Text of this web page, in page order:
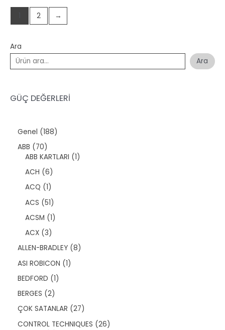
Ara
Ara
GÜÇ DEĞERLERİ
Genel 1881
ü
ABB 707
0
ü
r
ü
n
ABB KARTLARI 11
ACH 66
ü
r
ü
n
ACQ 11
ü
r
ü
n
ACS 515
ü
r
n
ACSM 11
ü
ACX 33
r
ü
n
ALLEN-BRADLEY 88
ASI ROBICON 11
BEDFORD 11
ü
BERGES 22
r
ü
ÇOK SATANLAR 272
CONTROL TECHNIQUES 262
2 →